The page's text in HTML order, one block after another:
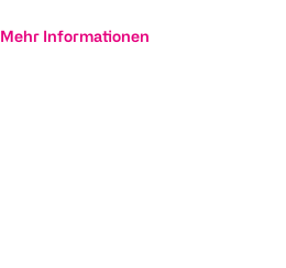
Mehr Informationen